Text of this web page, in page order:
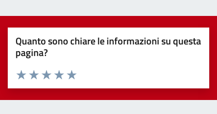
Quanto sono chiare le informazioni su questa
pagina?
Valuta 5 stelle su 5
Valuta 4 stelle su 5
Valuta 3 stelle su 5
Valuta 2 stelle su 5
Valuta 1 stelle su 5